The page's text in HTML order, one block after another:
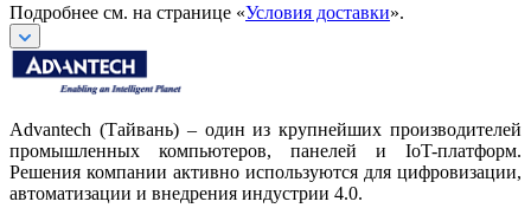
Подробнее см. на странице «Условия доставки».
Advantech (Тайвань) – один из крупнейших производителей
промышленных компьютеров, панелей и IoT-платформ.
Решения компании активно используются для цифровизации,
автоматизации и внедрения индустрии 4.0.